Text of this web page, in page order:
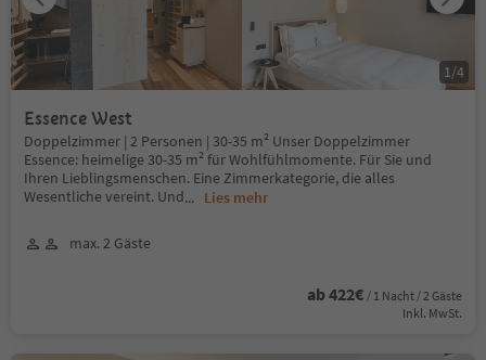
Essence West
Doppelzimmer | 2 Personen | 30-35 m² Unser Doppelzimmer
Essence: heimelige 30-35 m² für Wohlfühlmomente. Für Sie und
Ihren Lieblingsmenschen. Eine Zimmerkategorie, die alles
Wesentliche vereint. Und... Lies mehr
max. 2 Gäste
ab 422€ / 1 Nacht / 2 Gäste
Inkl. MwSt.
1/4